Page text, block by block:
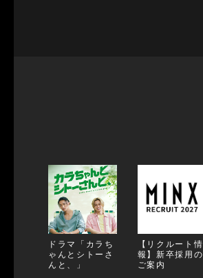
ドラマ「カラち
ゃんとシトーさ
んと、」
【リクルート情
報】新卒採用の
ご案内